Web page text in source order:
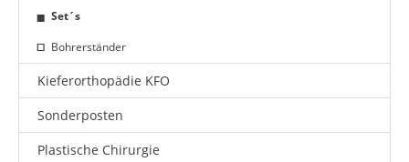
Set´s
Bohrerständer
Kieferorthopädie KFO
Sonderposten
Plastische Chirurgie